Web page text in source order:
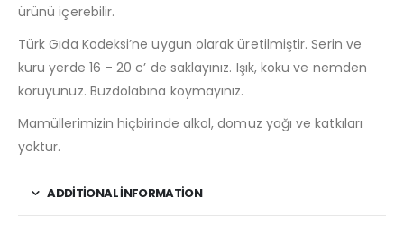
ürünü içerebilir.
Türk Gıda Kodeksi’ne uygun olarak üretilmiştir. Serin ve
kuru yerde 16 – 20 c’ de saklayınız. Işık, koku ve nemden
koruyunuz. Buzdolabına koymayınız.
Mamüllerimizin hiçbirinde alkol, domuz yağı ve katkıları
yoktur.
ADDITIONAL INFORMATION